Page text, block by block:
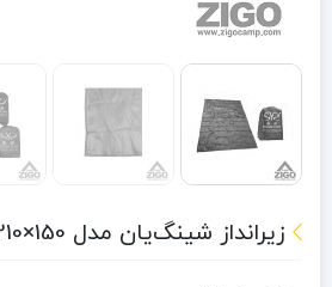
زیرانداز شینگ‌یان مدل SYS 210×150